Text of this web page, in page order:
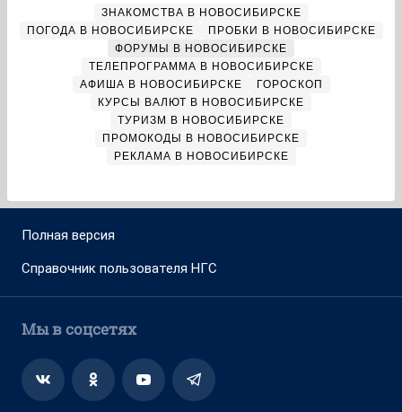
ЗНАКОМСТВА В НОВОСИБИРСКЕ
ПОГОДА В НОВОСИБИРСКЕ
ПРОБКИ В НОВОСИБИРСКЕ
ФОРУМЫ В НОВОСИБИРСКЕ
ТЕЛЕПРОГРАММА В НОВОСИБИРСКЕ
АФИША В НОВОСИБИРСКЕ
ГОРОСКОП
КУРСЫ ВАЛЮТ В НОВОСИБИРСКЕ
ТУРИЗМ В НОВОСИБИРСКЕ
ПРОМОКОДЫ В НОВОСИБИРСКЕ
РЕКЛАМА В НОВОСИБИРСКЕ
Полная версия
Справочник пользователя НГС
Мы в соцсетях